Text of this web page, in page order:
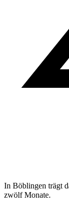
In Böblingen trägt
zwölf Monate.